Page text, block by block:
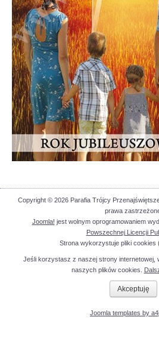
Copyright © 2026 Parafia Trójcy
prawa
Joomla! jest wolnym oprogramowaniem
Powszechnej Licencji
Strona wykorzystuje pliki cookies
Jeśli korzystasz z naszej strony internetowej,
naszych plików cookies.
Akceptuję
Joomla templates by